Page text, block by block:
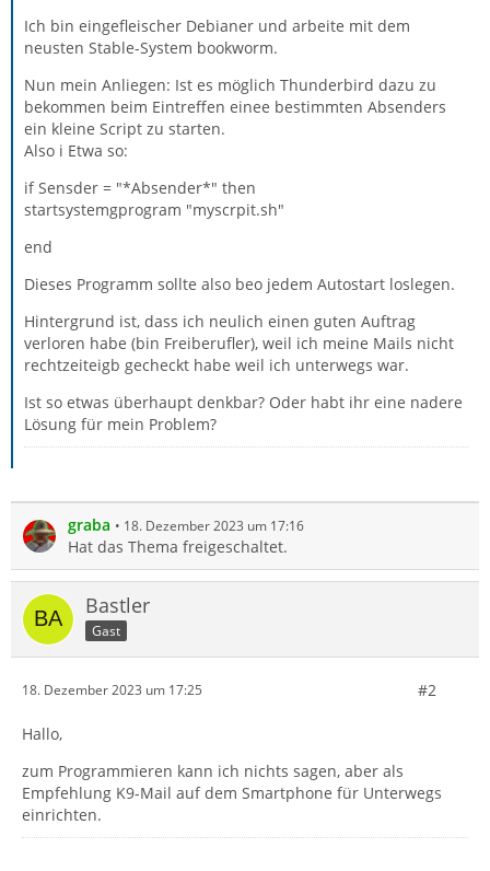
Ich bin eingefleischer Debianer und arbeite mit dem
neusten Stable-System bookworm.
Nun mein Anliegen: Ist es möglich Thunderbird dazu zu
bekommen beim Eintreffen einee bestimmten Absenders
ein kleine Script zu starten.
Also i Etwa so:
if Sensder = "*Absender*" then
startsystemgprogram "myscrpit.sh"
end
Dieses Programm sollte also beo jedem Autostart loslegen.
Hintergrund ist, dass ich neulich einen guten Auftrag
verloren habe (bin Freiberufler), weil ich meine Mails nicht
rechtzeiteigb gecheckt habe weil ich unterwegs war.
Ist so etwas überhaupt denkbar? Oder habt ihr eine nadere
Lösung für mein Problem?
graba 18. Dezember 2023 um 17:16
Hat das Thema freigeschaltet.
Bastler
Gast
18. Dezember 2023 um 17:25 #2
Hallo,
zum Programmieren kann ich nichts sagen, aber als
Empfehlung K9-Mail auf dem Smartphone für Unterwegs
einrichten.